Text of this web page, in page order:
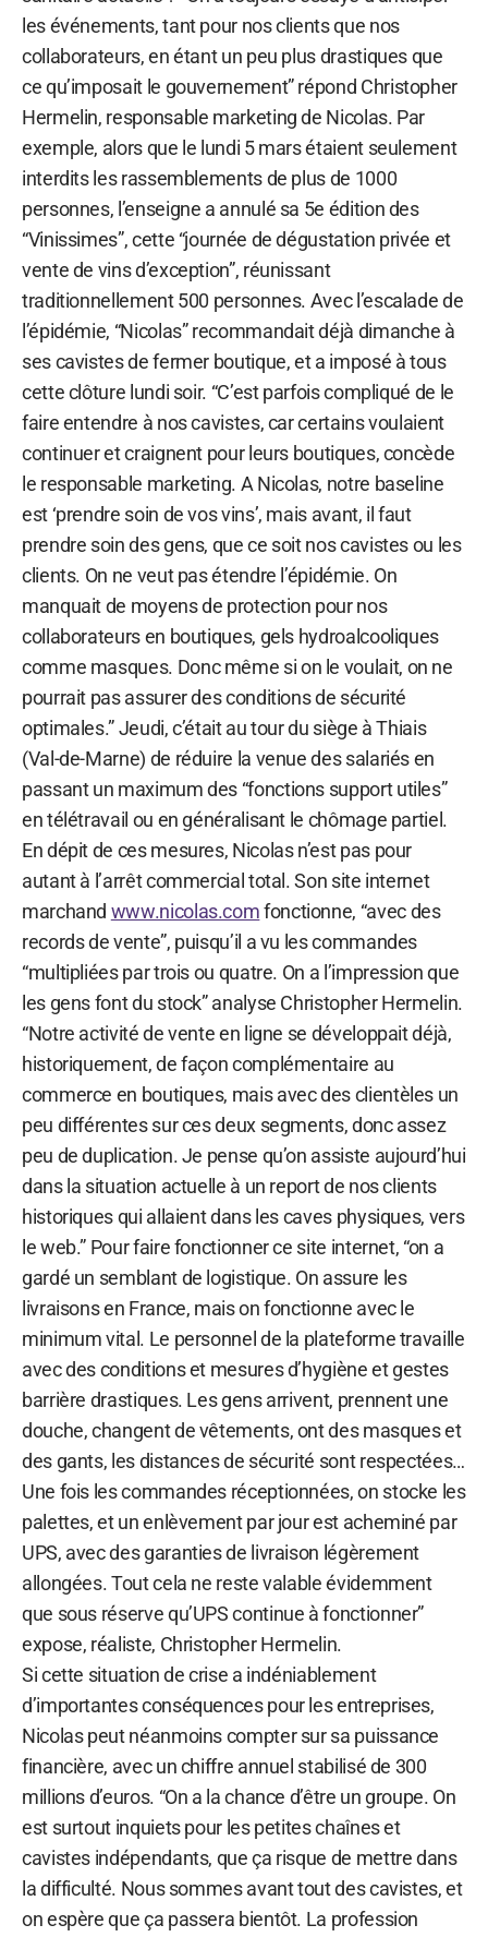
les événements, tant pour nos clients que nos
collaborateurs, en étant un peu plus drastiques que
ce qu’imposait le gouvernement” répond Christopher
Hermelin, responsable marketing de Nicolas. Par
exemple, alors que le lundi 5 mars étaient seulement
interdits les rassemblements de plus de 1000
personnes, l’enseigne a annulé sa 5e édition des
“Vinissimes”, cette “journée de dégustation privée et
vente de vins d’exception”, réunissant
traditionnellement 500 personnes. Avec l’escalade de
l’épidémie, “Nicolas” recommandait déjà dimanche à
ses cavistes de fermer boutique, et a imposé à tous
cette clôture lundi soir. “C’est parfois compliqué de le
faire entendre à nos cavistes, car certains voulaient
continuer et craignent pour leurs boutiques, concède
le responsable marketing. A Nicolas, notre baseline
est ‘prendre soin de vos vins’, mais avant, il faut
prendre soin des gens, que ce soit nos cavistes ou les
clients. On ne veut pas étendre l’épidémie. On
manquait de moyens de protection pour nos
collaborateurs en boutiques, gels hydroalcooliques
comme masques. Donc même si on le voulait, on ne
pourrait pas assurer des conditions de sécurité
optimales.” Jeudi, c’était au tour du siège à Thiais
(Val-de-Marne) de réduire la venue des salariés en
passant un maximum des “fonctions support utiles”
en télétravail ou en généralisant le chômage partiel.
En dépit de ces mesures, Nicolas n’est pas pour
autant à l’arrêt commercial total. Son site internet
marchand www.nicolas.comfonctionne, “avec des
records de vente”, puisqu’il a vu les commandes
“multipliées par trois ou quatre. On a l’impression que
les gens font du stock” analyse Christopher Hermelin.
“Notre activité de vente en ligne se développait déjà,
historiquement, de façon complémentaire au
commerce en boutiques, mais avec des clientèles un
peu différentes sur ces deux segments, donc assez
peu de duplication. Je pense qu’on assiste aujourd’hui
dans la situation actuelle à un report de nos clients
historiques qui allaient dans les caves physiques, vers
le web.” Pour faire fonctionner ce site internet, “on a
gardé un semblant de logistique. On assure les
livraisons en France, mais on fonctionne avec le
minimum vital. Le personnel de la plateforme travaille
avec des conditions et mesures d’hygiène et gestes
barrière drastiques. Les gens arrivent, prennent une
douche, changent de vêtements, ont des masques et
des gants, les distances de sécurité sont respectées…
Une fois les commandes réceptionnées, on stocke les
palettes, et un enlèvement par jour est acheminé par
UPS, avec des garanties de livraison légèrement
allongées. Tout cela ne reste valable évidemment
que sous réserve qu’UPS continue à fonctionner”
expose, réaliste, Christopher Hermelin.
Si cette situation de crise a indéniablement
d’importantes conséquences pour les entreprises,
Nicolas peut néanmoins compter sur sa puissance
financière, avec un chiffre annuel stabilisé de 300
millions d’euros. “On a la chance d’être un groupe. On
est surtout inquiets pour les petites chaînes et
cavistes indépendants, que ça risque de mettre dans
la difficulté. Nous sommes avant tout des cavistes, et
on espère que ça passera bientôt. La profession